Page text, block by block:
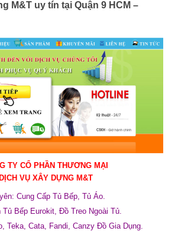
M&T uy tín tại Quận 9 HCM –
TY CỔ PHẦN THƯƠNG MẠI
DỊCH VỤ XÂY DỰNG M&T
Cung Cấp Tủ Bếp, Tủ Áo.
Tủ Bếp Eurokit, Đồ Treo Ngoài Tủ.
Teka, Cata, Fandi, Canzy Đồ Gia Dụng.